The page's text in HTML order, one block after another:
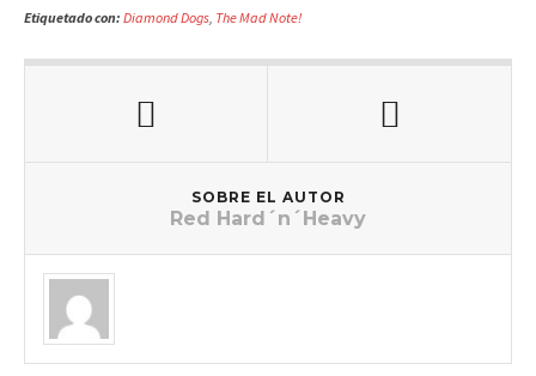
Etiquetado con: Diamond Dogs, The Mad Note!
SOBRE EL AUTOR
Red Hard´n´Heavy